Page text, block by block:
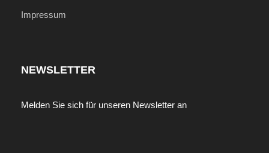
Impressum
NEWSLETTER
Melden Sie sich für unseren Newsletter an